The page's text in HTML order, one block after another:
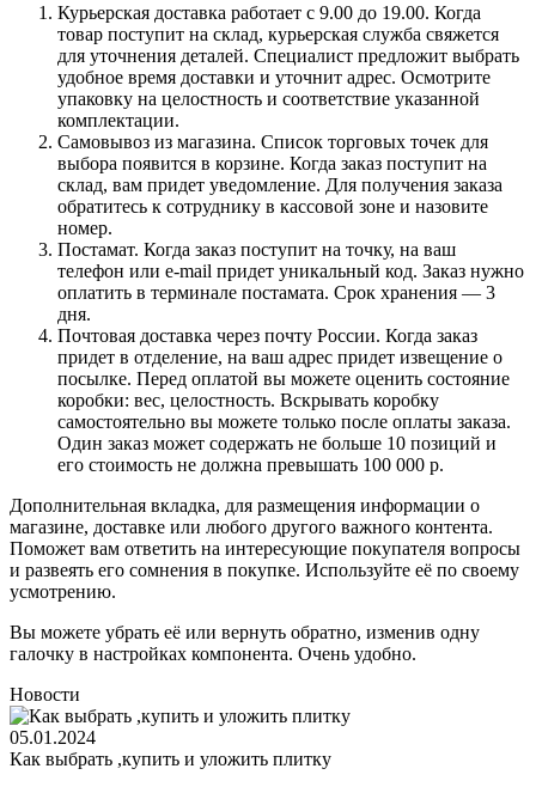
Курьерская доставка работает с 9.00 до 19.00. Когда
товар поступит на склад, курьерская служба свяжется
для уточнения деталей. Специалист предложит выбрать
удобное время доставки и уточнит адрес. Осмотрите
упаковку на целостность и соответствие указанной
комплектации.
Самовывоз из магазина. Список торговых точек для
выбора появится в корзине. Когда заказ поступит на
склад, вам придет уведомление. Для получения заказа
обратитесь к сотруднику в кассовой зоне и назовите
номер.
Постамат. Когда заказ поступит на точку, на ваш
телефон или e-mail придет уникальный код. Заказ нужно
оплатить в терминале постамата. Срок хранения — 3
дня.
Почтовая доставка через почту России. Когда заказ
придет в отделение, на ваш адрес придет извещение о
посылке. Перед оплатой вы можете оценить состояние
коробки: вес, целостность. Вскрывать коробку
самостоятельно вы можете только после оплаты заказа.
Один заказ может содержать не больше 10 позиций и
его стоимость не должна превышать 100 000 р.
Дополнительная вкладка, для размещения информации о
магазине, доставке или любого другого важного контента.
Поможет вам ответить на интересующие покупателя вопросы
и развеять его сомнения в покупке. Используйте её по своему
усмотрению.
Вы можете убрать её или вернуть обратно, изменив одну
галочку в настройках компонента. Очень удобно.
Новости
05.01.2024
Как выбрать ,купить и уложить плитку